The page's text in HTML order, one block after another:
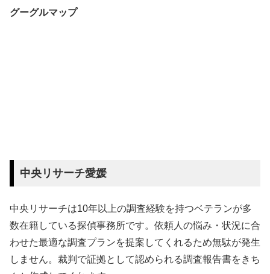
グーグルマップ
中央リサーチ愛媛
中央リサーチは10年以上の調査経験を持つベテランが多
数在籍している探偵事務所です。依頼人の悩み・状況に合
わせた最適な調査プランを提案してくれるため無駄が発生
しません。裁判で証拠として認められる調査報告書をきち